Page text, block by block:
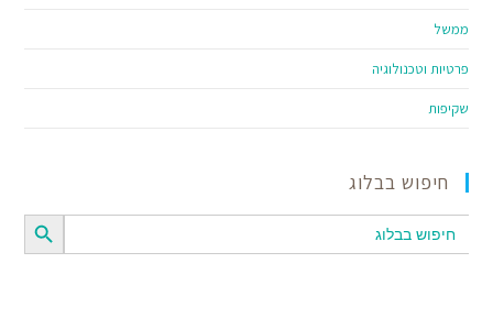
ממשל
פרטיות וטכנולוגיה
שקיפות
חיפוש בבלוג
Search
for:
SEARCH BUTTON